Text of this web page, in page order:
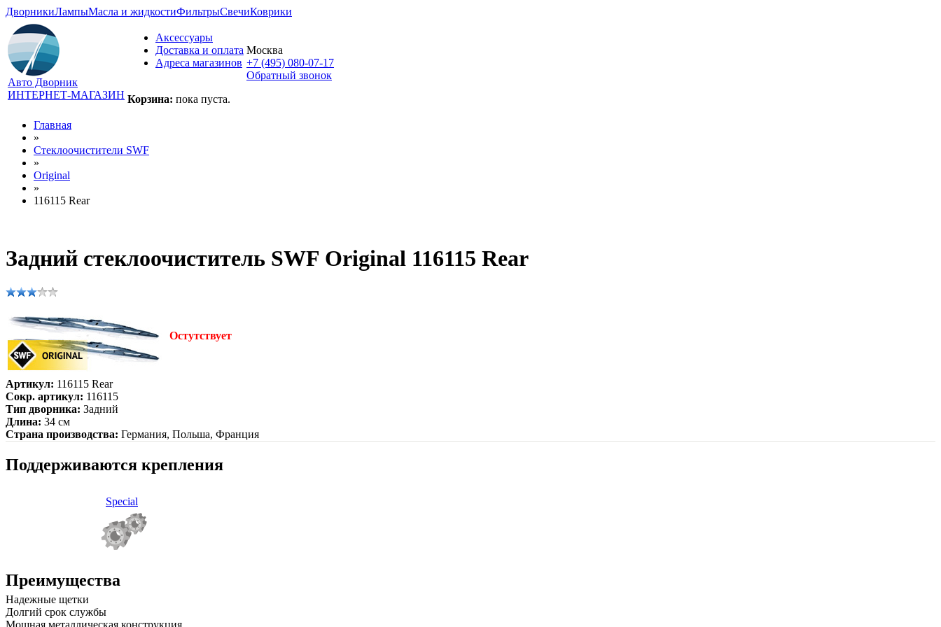
ДворникиЛампыМасла и жидкостиФильтрыСвечиКоврики
Авто Дворник
ИНТЕРНЕТ-МАГАЗИН
Аксессуары
Доставка и оплата
Адреса магазинов
Корзина: пока пуста.
Москва
+7 (495) 080-07-17
Обратный звонок
Главная
»
Стеклоочистители SWF
»
Original
»
116115 Rear
Задний стеклоочиститель SWF Original 116115 Rear
Остутствует
Артикул: 116115 Rear
Сокр. артикул: 116115
Тип дворника: Задний
Длина: 34 см
Страна производства: Германия, Польша, Франция
Поддерживаются крепления
Special
Преимущества
Надежные щетки
Долгий срок службы
Мощная металлическая конструкция